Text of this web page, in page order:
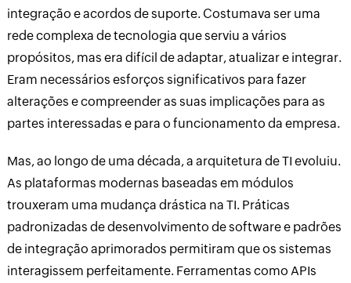
integração e acordos de suporte. Costumava ser uma
rede complexa de tecnologia que serviu a vários
propósitos, mas era difícil de adaptar, atualizar e integrar.
Eram necessários esforços significativos para fazer
alterações e compreender as suas implicações para as
partes interessadas e para o funcionamento da empresa.
Mas, ao longo de uma década, a arquitetura de TI evoluiu.
As plataformas modernas baseadas em módulos
trouxeram uma mudança drástica na TI. Práticas
padronizadas de desenvolvimento de software e padrões
de integração aprimorados permitiram que os sistemas
interagissem perfeitamente. Ferramentas como APIs